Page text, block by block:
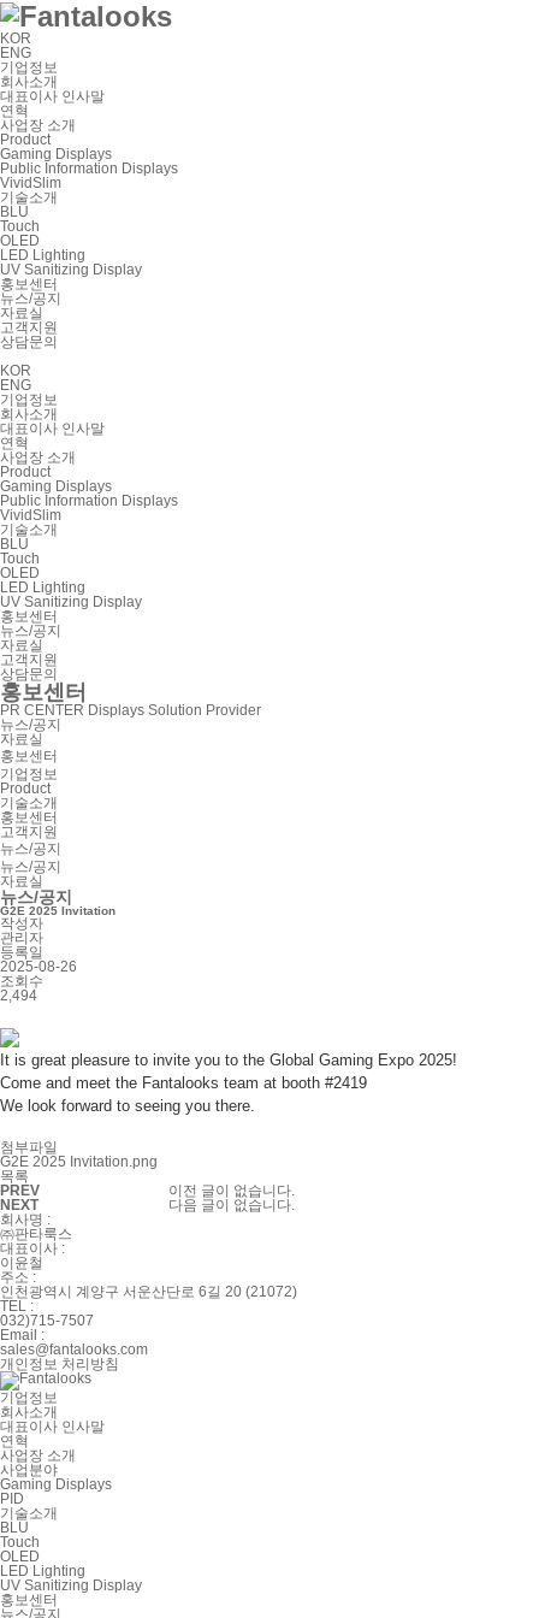
KOR
ENG
기업정보
회사소개
대표이사 인사말
연혁
사업장 소개
Product
Gaming Displays
Public Information Displays
VividSlim
기술소개
BLU
Touch
OLED
LED Lighting
UV Sanitizing Display
홍보센터
뉴스/공지
자료실
고객지원
상담문의
KOR
ENG
기업정보
회사소개
대표이사 인사말
연혁
사업장 소개
Product
Gaming Displays
Public Information Displays
VividSlim
기술소개
BLU
Touch
OLED
LED Lighting
UV Sanitizing Display
홍보센터
뉴스/공지
자료실
고객지원
상담문의
홍보센터
PR CENTER Displays Solution Provider
뉴스/공지
자료실
홍보센터
기업정보
Product
기술소개
홍보센터
고객지원
뉴스/공지
뉴스/공지
자료실
뉴스/공지
G2E 2025 Invitation
작성자
관리자
등록일
2025-08-26
조회수
2,494
It is great pleasure to invite you to the Global Gaming Expo 2025!
Come and meet the Fantalooks team at booth #2419
We look forward to seeing you there.
첨부파일
G2E 2025 Invitation.png
목록
PREV
이전 글이 없습니다.
NEXT
다음 글이 없습니다.
회사명 :
㈜판타룩스
대표이사 :
이윤철
주소 :
인천광역시 계양구 서운산단로 6길 20 (21072)
TEL :
032)715-7507
Email :
sales@fantalooks.com
개인정보 처리방침
기업정보
회사소개
대표이사 인사말
연혁
사업장 소개
사업분야
Gaming Displays
PID
기술소개
BLU
Touch
OLED
LED Lighting
UV Sanitizing Display
홍보센터
뉴스/공지